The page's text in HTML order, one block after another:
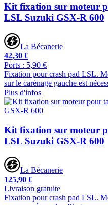
Kit fixation sur moteur
LSL Suzuki GSX-R 600
La Bécanerie
42,30 €
Ports : 5,90 €
Fixation pour crash pad LSL.
sur le carénage gauche est
Plus d'infos
Kit fixation sur moteur
LSL Suzuki GSX-R 600
La Bécanerie
125,90 €
Livraison gratuite
Fixation pour crash pad LSL.